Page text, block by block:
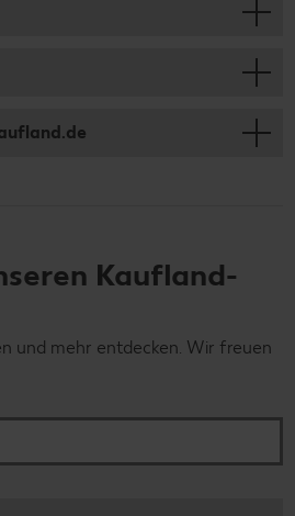
Kaufland-
und mehr entdecken. Wir freuen